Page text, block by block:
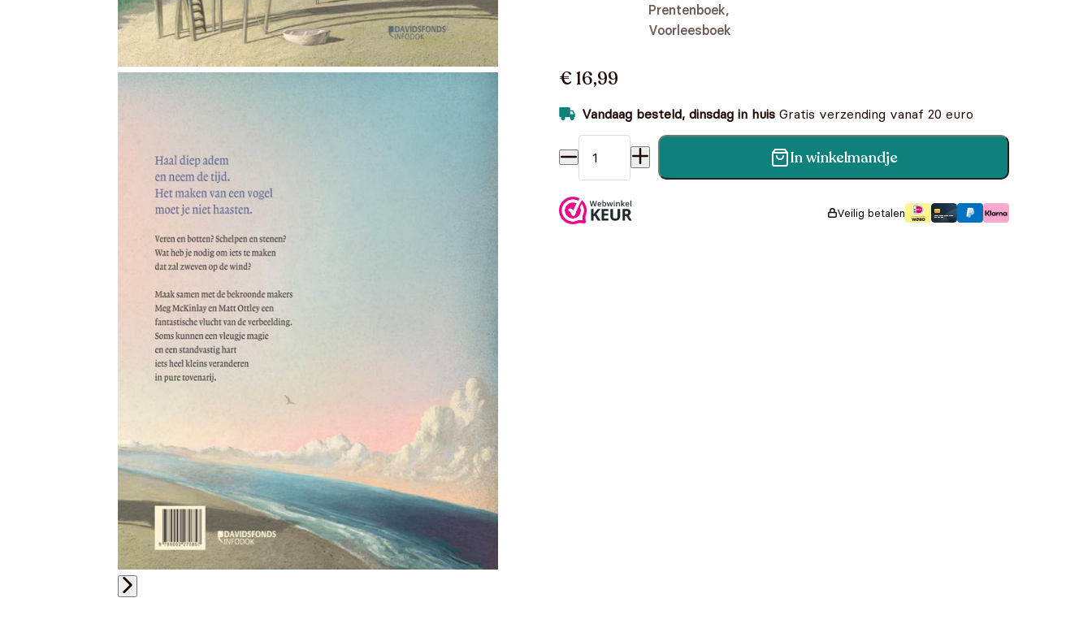
Prentenboek,
Voorleesboek
€ 16,99
Vandaag besteld, dinsdag in huis Gratis verzending vanaf 20 euro
Hoe maak je een vogel ? aantal In winkelmandje
Veilig betalen